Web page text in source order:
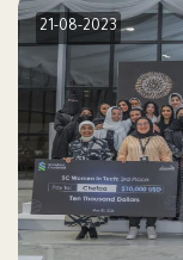
21-08-2023